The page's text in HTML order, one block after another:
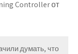
Controller от
думать, что